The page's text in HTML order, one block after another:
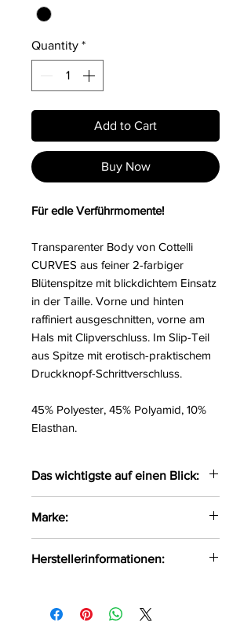
Quantity *
Add to Cart
Buy Now
Für edle Verführmomente!
Transparenter Body von Cottelli
CURVES aus feiner 2-farbiger
Blütenspitze mit blickdichtem Einsatz
in der Taille. Vorne und hinten
raffiniert ausgeschnitten, vorne am
Hals mit Clipverschluss. Im Slip-Teil
aus Spitze mit erotisch-praktischem
Druckknopf-Schrittverschluss.
45% Polyester, 45% Polyamid, 10%
Elasthan.
Das wichtigste auf einen Blick:
Mittig blickdichter Einsatz
Vorne & hinten raffiniert
ausgeschnitten
Marke:
Herstellerinformationen:
DE-24933 Flensburg